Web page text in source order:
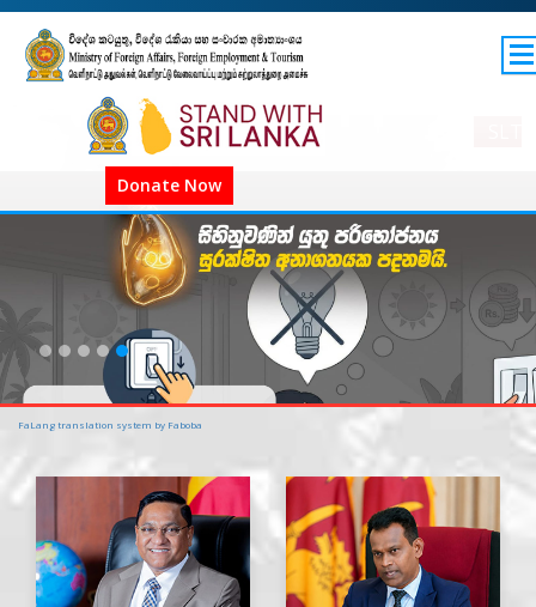
GOV.LK
COVID அறிவிப்புகள்
Donate Now
FaLang translation system by Faboba